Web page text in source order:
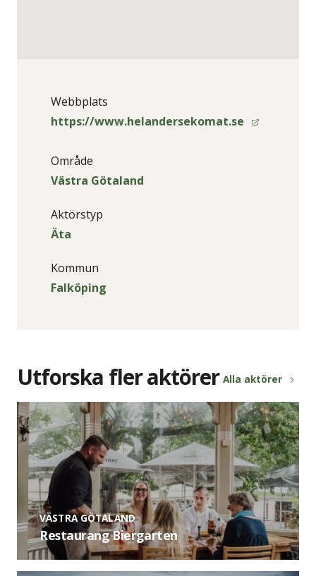
Webbplats
https://www.helandersekomat.se
Område
Västra Götaland
Aktörstyp
Äta
Kommun
Falköping
Utforska fler aktörer Alla aktörer
VÄSTRA GÖTALAND
Restaurang Biergarten